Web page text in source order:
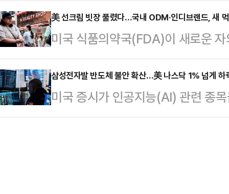
로소프트, 메타플랫폼 등 하이퍼스
다.모건스탠리는 그동안 반도체 업
차 둔화되고 있다는 점을 가장 …
랜타 스타디움에서 열린 이집트와
드컵’ 16강전에서 먼저 두 골을 내
3-2 대역전승을 거뒀다.출발은 불
트피스 수비에서 허점을 드러내며
아가 올린 크로스를 야세르 이브라
헨티나의 골망을 …
美 선크림 빗장 풀렸다…국내 ODM·인디브랜드, 새
미국 식품의약국(FDA)이 새로운
뷰티업계가 미국 선케어 시장 확대
의 최대 시장으로 떠오른 미국에서
ODM 업체와 브랜드사의 수혜 가
미국 FDA는 지난달 9일 일반의약
삼성전자발 반도체 불안 확산…美 나스닥 1% 넘게 하
미국 증시가 인공지능(AI) 관련 종
일제히 하락했다. 7일(현지시간)